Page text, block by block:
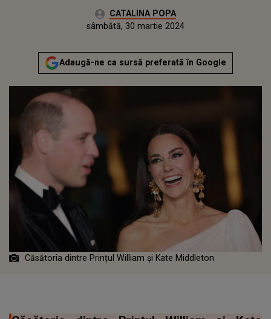
Autor:CATALINA POPA
Actualizat:
sâmbătă, 30 martie 2024
Adaugă-ne ca sursă preferată în Google
Căsătoria dintre Prințul William și Kate Middleton